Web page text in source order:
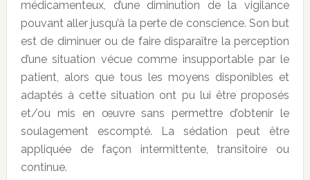
médicamenteux, d’une diminution de la vigilance
pouvant aller jusqu’à la perte de conscience. Son but
est de diminuer ou de faire disparaître la perception
d’une situation vécue comme insupportable par le
patient, alors que tous les moyens disponibles et
adaptés à cette situation ont pu lui être proposés
et/ou mis en œuvre sans permettre d’obtenir le
soulagement escompté. La sédation peut être
appliquée de façon intermittente, transitoire ou
continue.